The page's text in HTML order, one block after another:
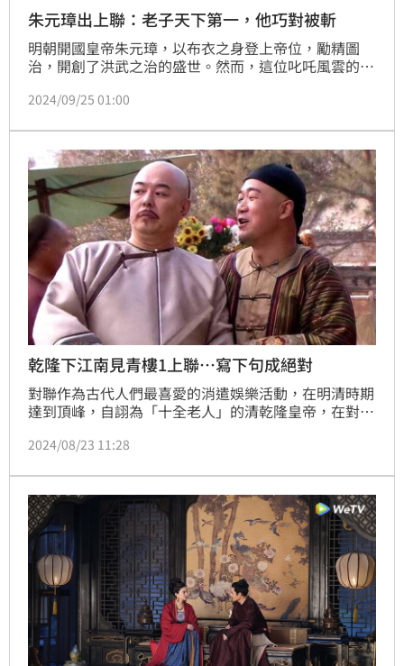
朱元璋出上聯：老子天下第一，他巧對被斬
明朝開國皇帝朱元璋，以布衣之身登上帝位，勵精圖
治，開創了洪武之治的盛世。然而，這位叱吒風雲的帝
未曾讀過什麼書。登基之後，他深感自己文化水平不
便開始附庸風雅，動不動就出個對聯，寫首詩，自娛自
樂。（記者唐家興）
2024/09/25 01:00
乾隆下江南見青樓1上聯…寫下句成絕對
對聯作為古代人們最喜愛的消遣娛樂活動，在明清時期
達到頂峰，自詡為「十全老人」的清乾隆皇帝，在對聯
青樓前，看見牌匾左側寫了「一雙玉臂千人枕」，但下
了千古絕對。
2024/08/23 11:28